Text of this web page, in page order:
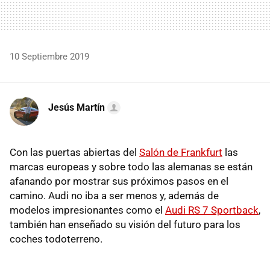
10 Septiembre 2019
Jesús Martín
Con las puertas abiertas del Salón de Frankfurt las
marcas europeas y sobre todo las alemanas se están
afanando por mostrar sus próximos pasos en el
camino. Audi no iba a ser menos y, además de
modelos impresionantes como el Audi RS 7 Sportback,
también han enseñado su visión del futuro para los
coches todoterreno.